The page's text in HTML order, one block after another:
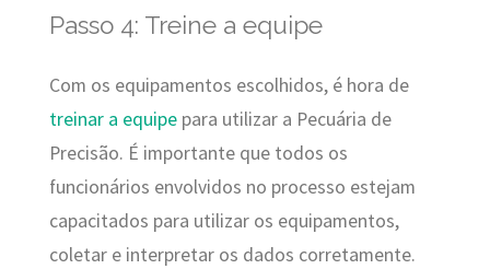
Passo 4: Treine a equipe
Com os equipamentos escolhidos, é hora de
treinar a equipepara utilizar a Pecuária de
Precisão. É importante que todos os
funcionários envolvidos no processo estejam
capacitados para utilizar os equipamentos,
coletar e interpretar os dados corretamente.